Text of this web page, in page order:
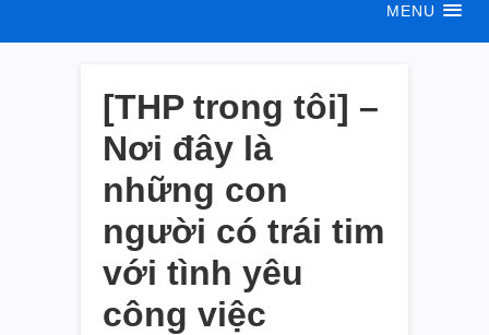
MENU
[THP trong tôi] –
Nơi đây là
những con
người có trái tim
với tình yêu
công việc